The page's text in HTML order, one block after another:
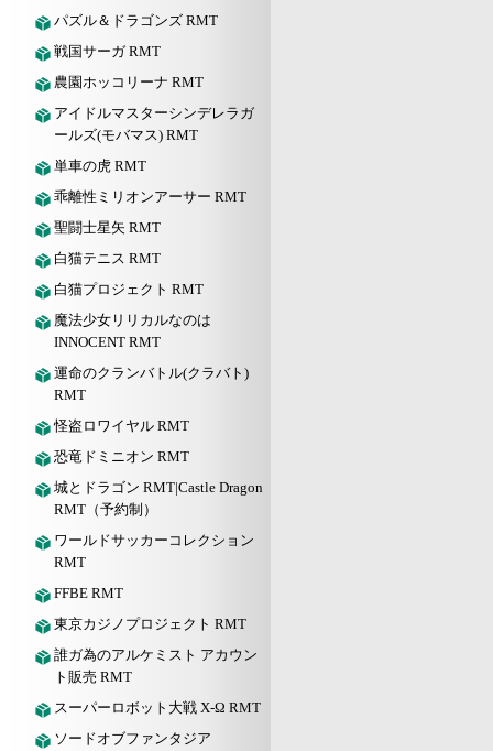
パズル＆ドラゴンズ RMT
戦国サーガ RMT
農園ホッコリーナ RMT
アイドルマスターシンデレラガ
ールズ(モバマス) RMT
単車の虎 RMT
乖離性ミリオンアーサー RMT
聖闘士星矢 RMT
白猫テニス RMT
白猫プロジェクト RMT
魔法少女リリカルなのは
INNOCENT RMT
運命のクランバトル(クラバト)
RMT
怪盗ロワイヤル RMT
恐竜ドミニオン RMT
城とドラゴン RMT|Castle Dragon
RMT（予約制）
ワールドサッカーコレクション
RMT
FFBE RMT
東京カジノプロジェクト RMT
誰ガ為のアルケミスト アカウン
ト販売 RMT
スーパーロボット大戦 X-Ω RMT
ソードオブファンタジア